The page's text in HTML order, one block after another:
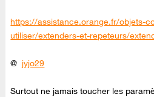
https://assistance.orange.fr/objets-
utiliser/extenders-et-repeteurs/
@ jyjo29
Surtout ne jamais toucher les